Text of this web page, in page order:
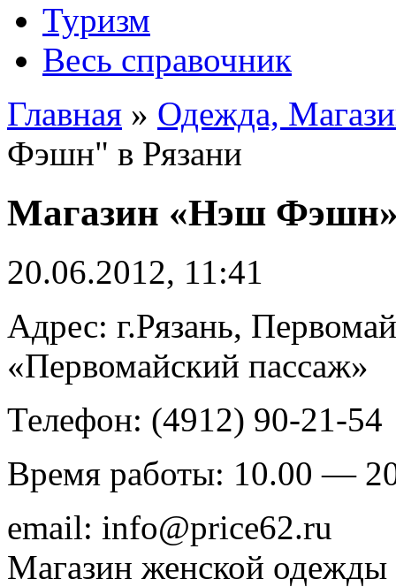
Туризм
Весь справочник
Главная » Одежда,
Фэшн" в Рязани
Магазин «Нэш Фэшн»
20.06.2012, 11:41
Адрес: г.Рязань,
«Первомайский пассаж»
Телефон: (4912) 90-21-54
Время работы: 10.00 —
email: info@price62.ru
Магазин женской одежды